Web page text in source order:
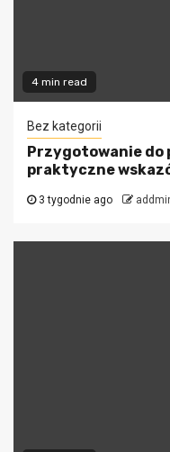
4 min read
Bez kategorii
Przygotowanie do
praktyczne
3 tygodnie ago